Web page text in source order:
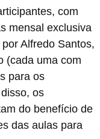
com
mensal exclusiva
Alfredo Santos,
(cada uma com
para os
os
do benefício de
das aulas para